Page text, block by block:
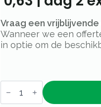
Vraag een
Wanneer we een
in optie om de
Molton
dun
122x76cm